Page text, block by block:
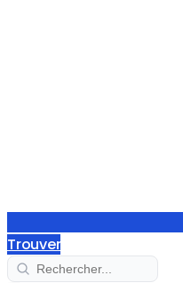
Trouver